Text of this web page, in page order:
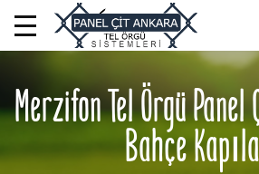
Merzifon Tel Örgü
Bahçe